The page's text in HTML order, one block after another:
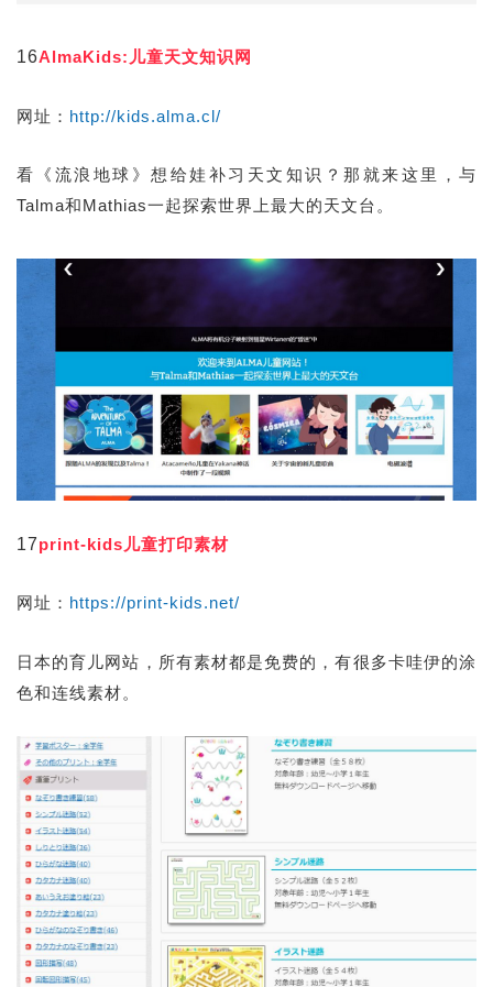
16AlmaKids:儿童天文知识网
网址： http://kids.alma.cl/
看《流浪地球》想给娃补习天文知识？那就来这里，与
Talma和Mathias一起探索世界上最大的天文台。
17print-kids儿童打印素材
网址： https://print-kids.net/
日本的育儿网站，所有素材都是免费的，有很多卡哇伊的涂
色和连线素材。